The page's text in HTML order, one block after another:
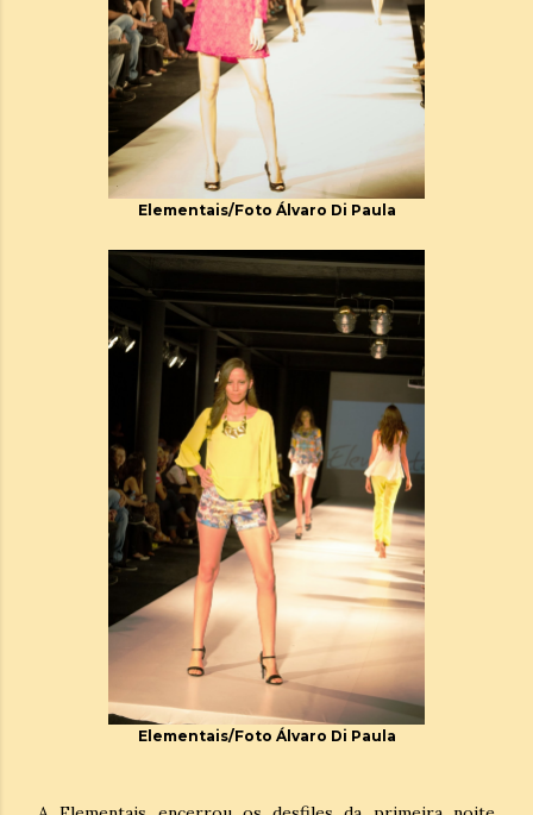
Elementais/Foto Álvaro Di Paula
Elementais/Foto Álvaro Di Paula